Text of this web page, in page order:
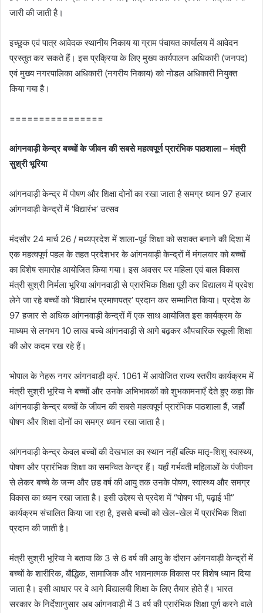
जारी की जाती है।
इच्छुक एवं पात्र आवेदक स्थानीय निकाय या ग्राम पंचायत कार्यालय में आवेदन
प्रस्तुत कर सकते हैं। इस प्रक्रिया के लिए मुख्य कार्यपालन अधिकारी (जनपद)
एवं मुख्य नगरपालिका अधिकारी (नगरीय निकाय) को नोडल अधिकारी नियुक्त
किया गया है।
================
आंगनवाड़ी केन्द्र बच्चों के जीवन की सबसे महत्वपूर्ण प्रारंभिक पाठशाला – मंत्री
सुश्री भूरिया
आंगनवाड़ी केन्द्र में पोषण और शिक्षा दोनों का रखा जाता है समग्र ध्यान 97 हजार
आंगनवाड़ी केन्द्रों में ‘विद्यारंभ’ उत्सव
मंदसौर 24 मार्च 26 / मध्यप्रदेश में शाला-पूर्व शिक्षा को सशक्त बनाने की दिशा में
एक महत्वपूर्ण पहल के तहत प्रदेशभर के आंगनवाड़ी केन्द्रों में मंगलवार को बच्चों
का विशेष समारोह आयोजित किया गया। इस अवसर पर महिला एवं बाल विकास
मंत्री सुश्री निर्मला भूरिया आंगनवाड़ी से प्रारंभिक शिक्षा पूरी कर विद्यालय में प्रवेश
लेने जा रहे बच्चों को ‘विद्यारंभ प्रमाणपत्र’ प्रदान कर सम्मानित किया। प्रदेश के
97 हजार से अधिक आंगनवाड़ी केन्द्रों में एक साथ आयोजित इस कार्यक्रम के
माध्यम से लगभग 10 लाख बच्चे आंगनवाड़ी से आगे बढ़कर औपचारिक स्कूली शिक्षा
की ओर कदम रख रहे हैं।
भोपाल के नेहरू नगर आंगनवाड़ी क्रं. 1061 में आयोजित राज्य स्तरीय कार्यक्रम में
मंत्री सुश्री भूरिया ने बच्चों और उनके अभिभावकों को शुभकामनाएँ देते हुए कहा कि
आंगनवाड़ी केन्द्र बच्चों के जीवन की सबसे महत्वपूर्ण प्रारंभिक पाठशाला हैं, जहाँ
पोषण और शिक्षा दोनों का समग्र ध्यान रखा जाता है।
आंगनवाड़ी केन्द्र केवल बच्चों की देखभाल का स्थान नहीं बल्कि मातृ-शिशु स्वास्थ्य,
पोषण और प्रारंभिक शिक्षा का समन्वित केन्द्र हैं। यहाँ गर्भवती महिलाओं के पंजीयन
से लेकर बच्चे के जन्म और छह वर्ष की आयु तक उनके पोषण, स्वास्थ्य और समग्र
विकास का ध्यान रखा जाता है। इसी उद्देश्य से प्रदेश में “पोषण भी, पढ़ाई भी”
कार्यक्रम संचालित किया जा रहा है, इससे बच्चों को खेल-खेल में प्रारंभिक शिक्षा
प्रदान की जाती है।
मंत्री सुश्री भूरिया ने बताया कि 3 से 6 वर्ष की आयु के दौरान आंगनवाड़ी केन्द्रों में
बच्चों के शारीरिक, बौद्धिक, सामाजिक और भावनात्मक विकास पर विशेष ध्यान दिया
जाता है। इसी आधार पर वे आगे विद्यालयी शिक्षा के लिए तैयार होते हैं। भारत
सरकार के निर्देशानुसार अब आंगनवाड़ी में 3 वर्ष की प्रारंभिक शिक्षा पूर्ण करने वाले